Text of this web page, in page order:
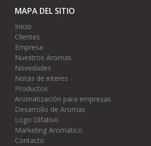
MAPA DEL SITIO
Inicio
Clientes
Empresa
Nuestros Aromas
Novedades
Notas de interes
Productos
Aromatización para empresas
Desarrollo de Aromas
Logo Olfativo
Marketing Aromático
Contacto